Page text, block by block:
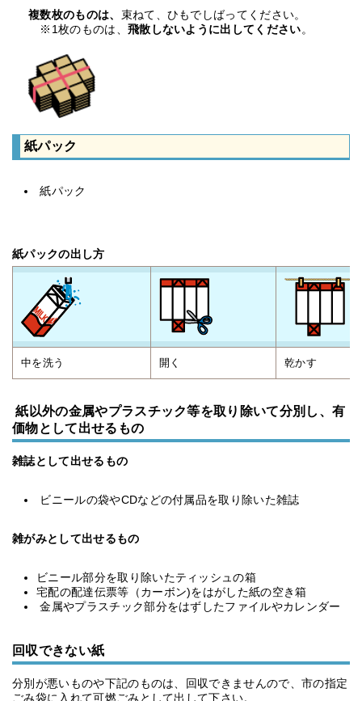
複数枚のものは、 束ねて、ひもでしばってください。
※1枚のものは、 飛散しないように出してください。
紙パック
紙パック
紙パックの出し方
中を洗う 開く 乾かす
紙以外の金属やプラスチック等を取り除いて分別し、有
価物として出せるもの
雑誌として出せるもの
ビニールの袋やCDなどの付属品を取り除いた雑誌
雑がみとして出せるもの
ビニール部分を取り除いたティッシュの箱
宅配の配達伝票等（カーボン)をはがした紙の空き箱
金属やプラスチック部分をはずしたファイルやカレンダー
回収できない紙
分別が悪いものや下記のものは、回収できませんので、市の指定
ごみ袋に入れて可燃ごみとして出して下さい。